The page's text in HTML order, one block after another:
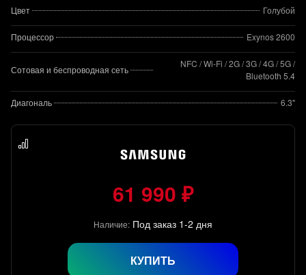
Цвет Голубой
Процессор Exynos 2600
Сотовая и беспроводная сеть
NFC / Wi-Fi / 2G / 3G / 4G / 5G /
Bluetooth 5.4
Диагональ 6.3"
61 990 ₽
Наличие: Под заказ 1-2 дня
КУПИТЬ